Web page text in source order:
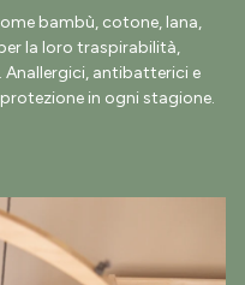
bambù, cotone, lana,
la loro traspirabilità,
Anallergici, antibatterici e
in ogni stagione.